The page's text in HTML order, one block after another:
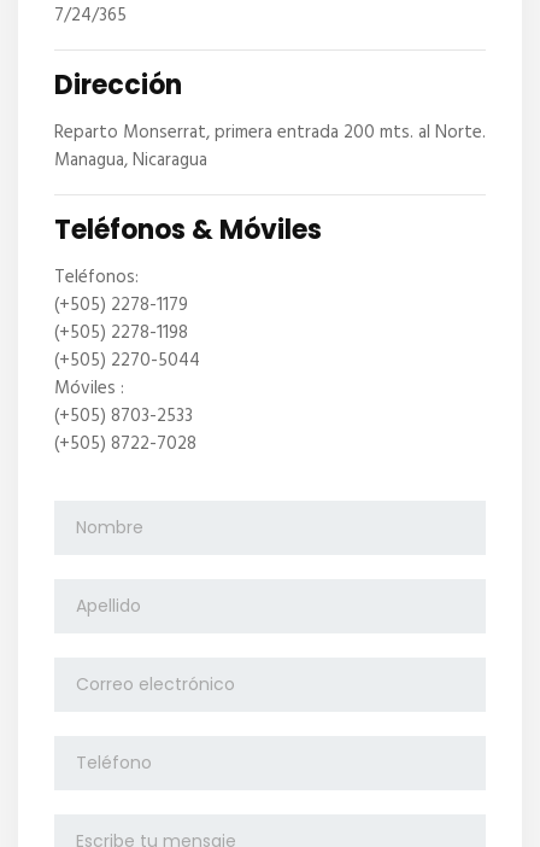
7/24/365
Dirección
Reparto Monserrat, primera entrada 200 mts. al Norte.
Managua, Nicaragua
Teléfonos & Móviles
Teléfonos:
(+505) 2278-1179
(+505) 2278-1198
(+505) 2270-5044
Móviles :
(+505) 8703-2533
(+505) 8722-7028